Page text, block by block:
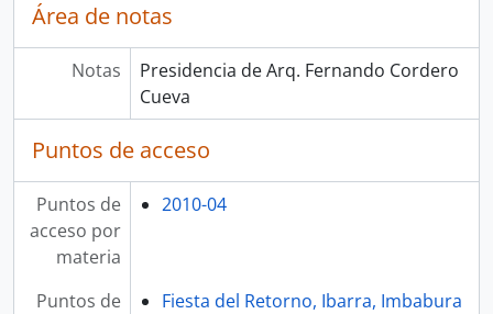
Área de notas
Notas
Presidencia de Arq. Fernando Cordero
Cueva
Puntos de acceso
Puntos de
acceso por
materia
2010-04
Puntos de
Fiesta del Retorno, Ibarra, Imbabura